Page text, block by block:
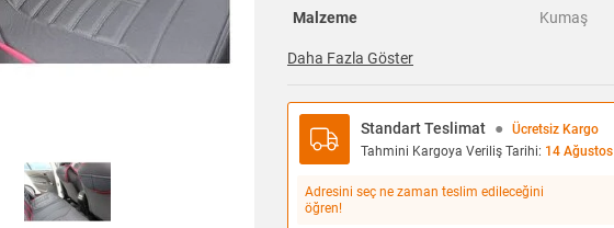
Malzeme
Kumaş
Daha Fazla Göster
Standart Teslimat ●
Ücretsiz Kargo
Tahmini Kargoya Veriliş Tarihi: 14 Ağustos
Adresini seç ne zaman teslim edileceğini
öğren!